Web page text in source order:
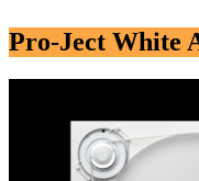
Pro-Ject White